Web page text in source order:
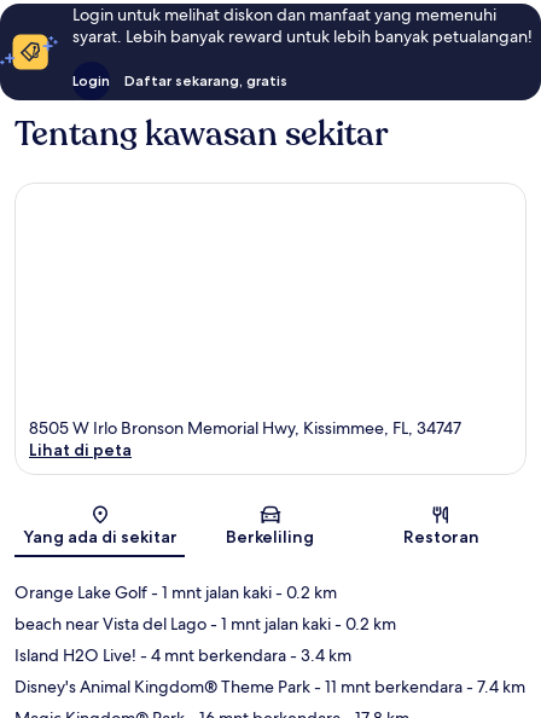
Login untuk melihat diskon dan manfaat yang memenuhi
syarat. Lebih banyak reward untuk lebih banyak petualangan!
Login Daftar sekarang, gratis
Tentang kawasan sekitar
Peta
8505 W Irlo Bronson Memorial Hwy, Kissimmee, FL, 34747
Lihat di peta
Yang ada di sekitar Berkeliling Restoran
Orange Lake Golf- 1 mnt jalan kaki- 0.2 km
beach near Vista del Lago- 1 mnt jalan kaki- 0.2 km
Island H2O Live! - 4 mnt berkendara- 3.4 km
Disney's Animal Kingdom® Theme Park- 11 mnt berkendara- 7.4 km